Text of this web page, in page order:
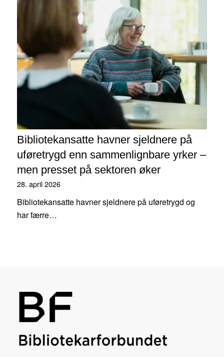
Bibliotekansatte havner sjeldnere på
uføretrygd enn sammenlignbare yrker –
men presset på sektoren øker
28. april 2026
Bibliotekansatte havner sjeldnere på uføretrygd og
har færre…